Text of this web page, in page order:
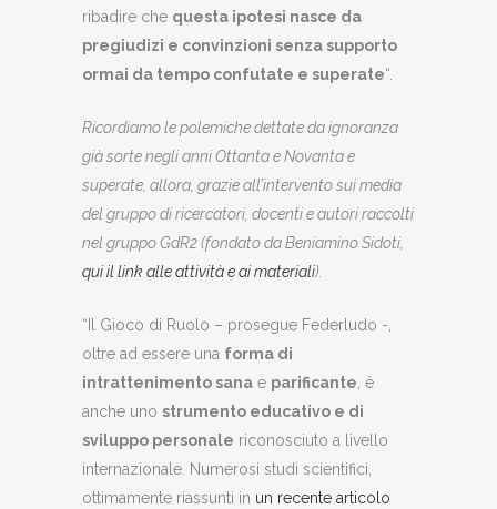
ribadire che questa ipotesi nasce da
pregiudizi e convinzioni senza supporto
ormai da tempo confutate e superate“.
Ricordiamo le polemiche dettate da ignoranza
già sorte negli anni Ottanta e Novanta e
superate, allora, grazie all’intervento sui media
del gruppo di ricercatori, docenti e autori raccolti
nel gruppo GdR2 (fondato da Beniamino Sidoti,
qui il link alle attività e ai materiali).
“Il Gioco di Ruolo – prosegue Federludo -,
oltre ad essere una forma di
intrattenimento sana e parificante , è
anche uno strumento educativo e di
sviluppo personale riconosciuto a livello
internazionale. Numerosi studi scientifici,
ottimamente riassunti in un recente articolo